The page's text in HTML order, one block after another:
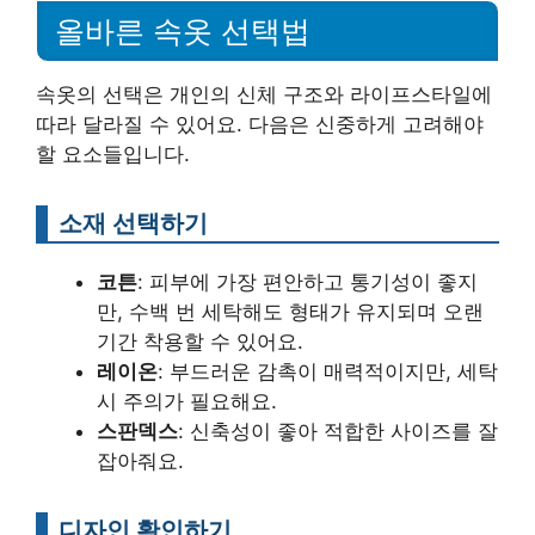
올바른 속옷 선택법
속옷의 선택은 개인의 신체 구조와 라이프스타일에
따라 달라질 수 있어요. 다음은 신중하게 고려해야
할 요소들입니다.
소재 선택하기
코튼: 피부에 가장 편안하고 통기성이 좋지
만, 수백 번 세탁해도 형태가 유지되며 오랜
기간 착용할 수 있어요.
레이온: 부드러운 감촉이 매력적이지만, 세탁
시 주의가 필요해요.
스판덱스: 신축성이 좋아 적합한 사이즈를 잘
잡아줘요.